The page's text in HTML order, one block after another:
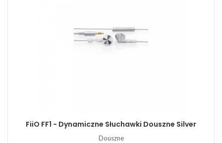
FiiO FF1 - Dynamiczne Słuchawki Douszne Silver
Douszne